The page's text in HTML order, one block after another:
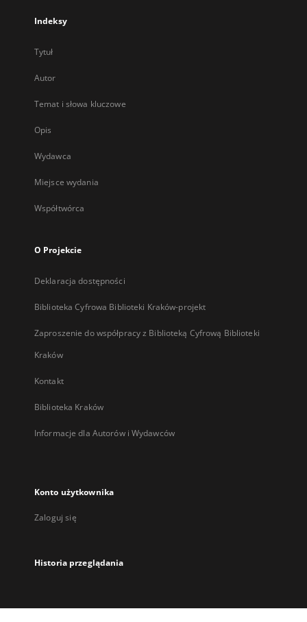
Indeksy
Tytuł
Autor
Temat i słowa kluczowe
Opis
Wydawca
Miejsce wydania
Współtwórca
O Projekcie
Deklaracja dostępności
Biblioteka Cyfrowa Biblioteki Kraków-projekt
Zaproszenie do współpracy z Biblioteką Cyfrową Biblioteki
Kraków
Kontakt
Biblioteka Kraków
Informacje dla Autorów i Wydawców
Konto użytkownika
Zaloguj się
Historia przeglądania